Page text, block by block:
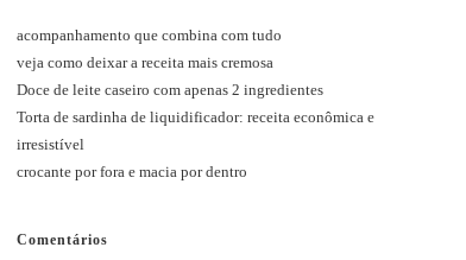
acompanhamento que combina com tudo
veja como deixar a receita mais cremosa
Doce de leite caseiro com apenas 2 ingredientes
Torta de sardinha de liquidificador: receita econômica e
irresistível
crocante por fora e macia por dentro
Comentários